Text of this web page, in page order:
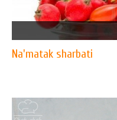
Na'matak sharbati